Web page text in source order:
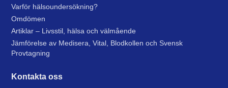
Varför hälsoundersökning?
Omdömen
Artiklar – Livsstil, hälsa och välmående
Jämförelse av Medisera, Vital, Blodkollen och Svensk
Provtagning
Kontakta oss